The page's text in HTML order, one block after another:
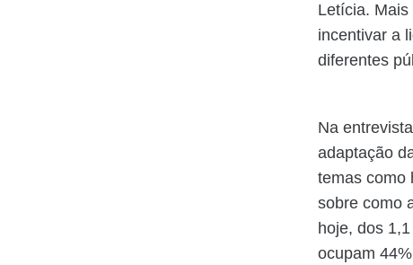
Letícia.
incentivar a
diferentes
Na
adaptação
temas como
sobre como
hoje, dos
ocupam